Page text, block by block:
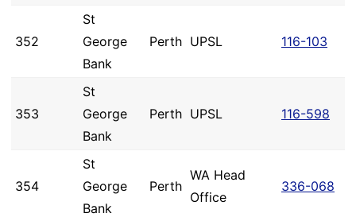
352
St
George
Bank
Perth UPSL 116-103
353
St
George
Bank
Perth UPSL 116-598
354
St
George
Bank
Perth
WA Head
Office
336-068